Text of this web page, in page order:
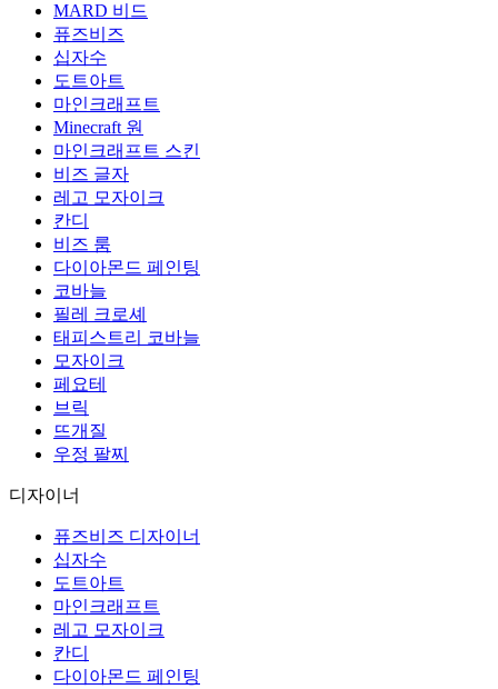
MARD 비드
퓨즈비즈
십자수
도트아트
마인크래프트
Minecraft 원
마인크래프트 스킨
비즈 글자
레고 모자이크
칸디
비즈 룸
다이아몬드 페인팅
코바늘
필레 크로셰
태피스트리 코바늘
모자이크
페요테
브릭
뜨개질
우정 팔찌
디자이너
퓨즈비즈 디자이너
십자수
도트아트
마인크래프트
레고 모자이크
칸디
다이아몬드 페인팅